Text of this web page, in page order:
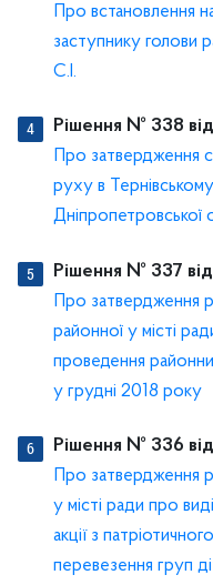
Про встановлення
заступнику голови
С.І.
Рішення № 338
Про затвердження
руху в
Дніпропетровської
Рішення № 337
Про затвердження
районної у місті
проведення
у грудні 2018 року
Рішення № 336
Про затвердження
у місті ради про
акції з
перевезення груп